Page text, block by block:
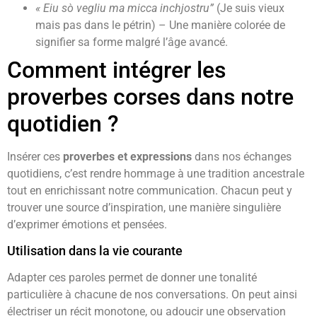
« Eiu sò vegliu ma micca inchjostru” (Je suis vieux
mais pas dans le pétrin) – Une manière colorée de
signifier sa forme malgré l’âge avancé.
Comment intégrer les
proverbes corses dans notre
quotidien ?
Insérer ces proverbes et expressions dans nos échanges
quotidiens, c’est rendre hommage à une tradition ancestrale
tout en enrichissant notre communication. Chacun peut y
trouver une source d’inspiration, une manière singulière
d’exprimer émotions et pensées.
Utilisation dans la vie courante
Adapter ces paroles permet de donner une tonalité
particulière à chacune de nos conversations. On peut ainsi
électriser un récit monotone, ou adoucir une observation